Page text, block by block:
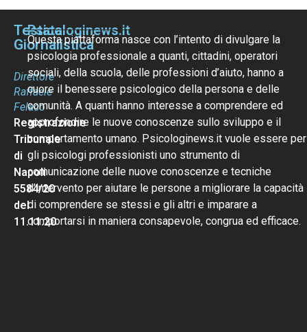
Testata
Giornalistica
Direttore
Raffaele
Felaco
Registrazione
Tribunale
di
Napoli
5584/20
del
11.11.20
Psicologinews.it
Questa piattaforma nasce con l’intento di divulgare la
psicologia professionale a quanti, cittadini, operatori
sociali, della scuola, delle professioni d’aiuto, hanno a
cuore il benessere psicologico della persona e delle
comunità. A quanti hanno interesse a comprendere ed
approfondire le nuove conoscenze sullo sviluppo e il
comportamento umano. Psicologinews.it vuole essere per
gli psicologi professionisti uno strumento di
comunicazione delle nuove conoscenze e tecniche
d’intervento per aiutare le persone a migliorare la capacità
di comprendere se stessi e gli altri e imparare a
comportarsi in maniera consapevole, congrua ed efficace.